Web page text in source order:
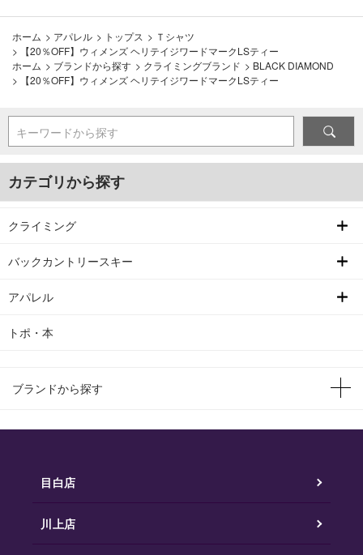
ホーム > アパレル > トップス > Ｔシャツ
>
【20％OFF】ウィメンズ ヘリテイジワードマークLSティー
ホーム > ブランドから探す > クライミングブランド > BLACK DIAMOND
>
【20％OFF】ウィメンズ ヘリテイジワードマークLSティー
キーワードから探す
カテゴリから探す
クライミング
バックカントリースキー
アパレル
トポ・本
ブランドから探す
目白店
川上店